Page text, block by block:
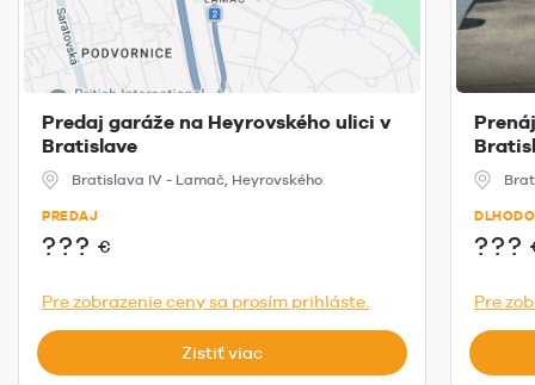
Predaj garáže na Heyrovského ulici v
Bratislave
Bratislava IV - Lamač, Heyrovského
PREDAJ
??? €
Pre zobrazenie ceny sa prosím prihláste.
Zistiť viac
???
Pre